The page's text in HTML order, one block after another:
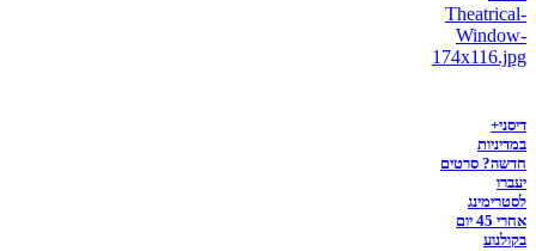
דיסני+
במדיניות
חדשה? סרטים
יעברו
לסטרימינג
אחרי 45 יום
בקולנוע